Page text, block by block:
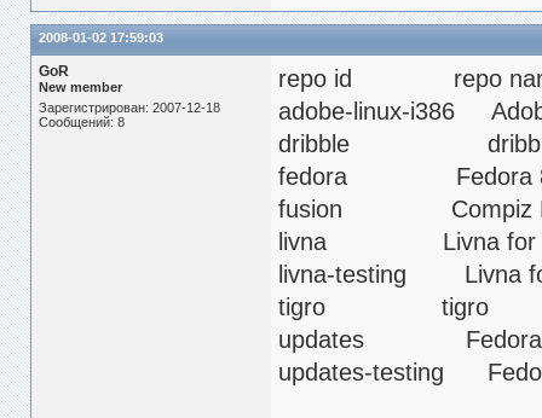
2008-01-02 17:59:03
GoR
New member
Зарегистрирован: 2007-12-18
Сообщений: 8
repo id
adobe-linux-i386
dribble
fedora
fusion Compiz
livna Livna for
livna-testing Livna
tigro
updates
updates-testing